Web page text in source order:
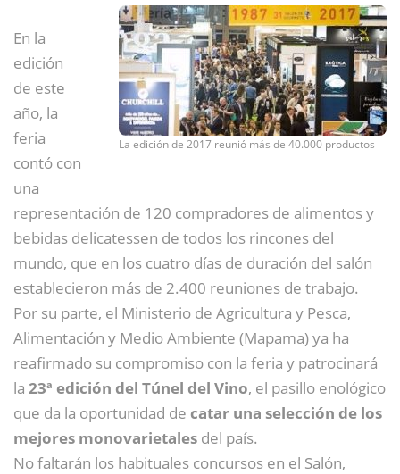
La edición de 2017 reunió más de 40.000 productos
En la
edición
de este
año, la
feria
contó con
una
representación de 120 compradores de alimentos y
bebidas delicatessen de todos los rincones del
mundo, que en los cuatro días de duración del salón
establecieron más de 2.400 reuniones de trabajo.
Por su parte, el Ministerio de Agricultura y Pesca,
Alimentación y Medio Ambiente (Mapama) ya ha
reafirmado su compromiso con la feria y patrocinará
la 23ª edición del Túnel del Vino, el pasillo enológico
que da la oportunidad de catar una selección de los
mejores monovarietales del país.
No faltarán los habituales concursos en el Salón,